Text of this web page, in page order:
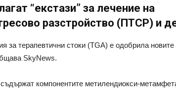
“екстази” за лечение на
разстройство (ПТСР) и
за терапевтични стоки (TGA) е одобрила новите
SkyNews.
съдържат компонентите метилендиокси-